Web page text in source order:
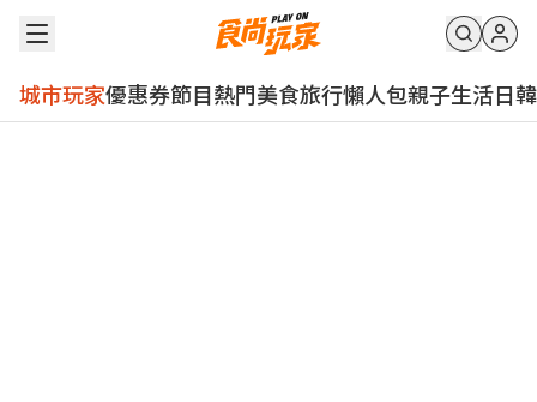
城市玩家優惠券節目熱門美食旅行懶人包親子生活日韓